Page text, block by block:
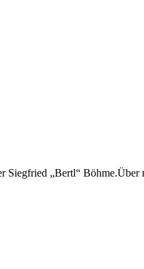
Siegfried „Bertl“ Böhme.Über